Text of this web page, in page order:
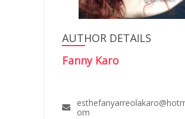
AUTHOR DETAILS
Fanny Karo
om